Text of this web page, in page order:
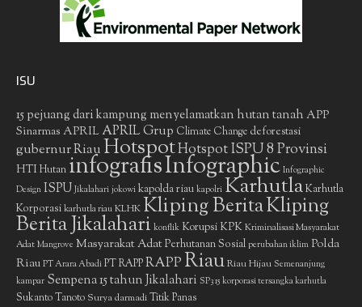
ISU
15 pejuang dari kampung menyelamatkan hutan tanah APP
Sinarmas APRIL APRIL Grup Climate Change deforestasi
gubernur RiauHotspotHotspot ISPU 8 Provinsi
HTIHutan infografisInfographic Infographic
Design ISPU Jikalahari jokowi kapolda riau kapolri KarhutlaKarhutla
Korporasikarhutla riauKLHKKliping BeritaKliping
Berita Jikalahari konflik Korupsi KPKKriminalisasi Masyarakat
Adat Mangrove Masyarakat AdatPerhutanan Sosial perubahan iklim Polda
Riau PT Arara Abadi PT RAPPRAPPRiauRiau Hijau Semenanjung
kampar Sempena 15 tahun Jikalahari SP3 15 korporasi tersangka karhutla
Sukanto Tanoto Surya darmadiTitik Panas